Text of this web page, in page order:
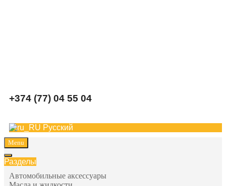
+374 (77) 04 55 04
Русский
Menu
Разделы
Автомобильные аксессуары